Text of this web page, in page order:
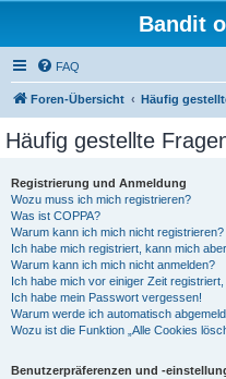
Bandit
FAQ
Foren-Übersicht Häufig
Häufig gestellte
Registrierung und Anmeldung
Wozu muss ich mich registrieren?
Was ist COPPA?
Warum kann ich mich nicht registrieren?
Ich habe mich registriert, kann mich
Warum kann ich mich nicht anmelden?
Ich habe mich vor einiger Zeit
Ich habe mein Passwort vergessen!
Warum werde ich automatisch
Wozu ist die Funktion „Alle Cookies
Benutzerpräferenzen und -